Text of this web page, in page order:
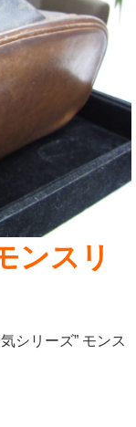
ンスリ
シリーズ” モンス